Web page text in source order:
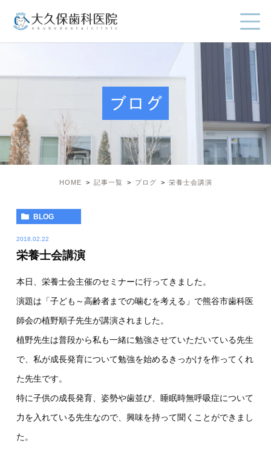
ブログ
HOME 記事一覧 ブログ 栄養士会講演
BLOG
2018.02.22
栄養士会講演
本日、栄養士会主催のセミナーに行ってきました。
演題は「子ども～高齢者までの噛むを考える」で熊谷市歯科医
師会の植野順子先生が講演されました。
植野先生は普段から私も一緒に勉強させていただいている先生
で、私が成長発育について勉強を始めるきっかけを作ってくれ
た先生です。
特に子供の成長発育、姿勢や歯並び、睡眠時無呼吸症について
力を入れている先生なので、興味を持って聞くことができまし
た。